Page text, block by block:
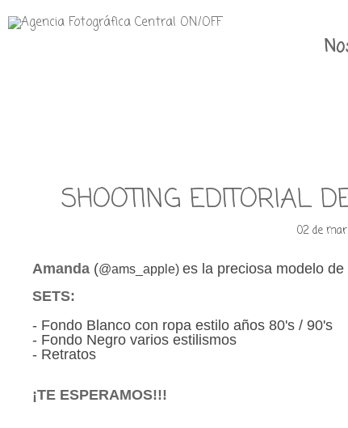
SHOOTING EDITORIAL
02 de
Amanda (@ams_apple) es la preciosa modelo
SETS:
- Fondo Blanco con ropa estilo años 80's / 90's
- Fondo Negro varios estilismos
- Retratos
¡TE ESPERAMOS!!!